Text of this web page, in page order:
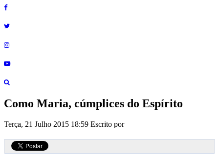
Como Maria, cúmplices do Espírito
Terça, 21 Julho 2015 18:59 Escrito por